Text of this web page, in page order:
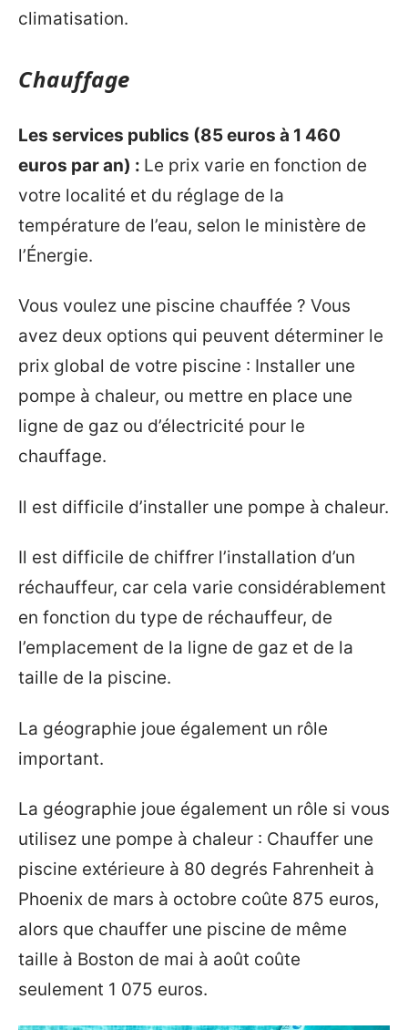
climatisation.
Chauffage
Les services publics (85 euros à 1 460
euros par an) : Le prix varie en fonction de
votre localité et du réglage de la
température de l’eau, selon le ministère de
l’Énergie.
Vous voulez une piscine chauffée ? Vous
avez deux options qui peuvent déterminer le
prix global de votre piscine : Installer une
pompe à chaleur, ou mettre en place une
ligne de gaz ou d’électricité pour le
chauffage.
Il est difficile d’installer une pompe à chaleur.
Il est difficile de chiffrer l’installation d’un
réchauffeur, car cela varie considérablement
en fonction du type de réchauffeur, de
l’emplacement de la ligne de gaz et de la
taille de la piscine.
La géographie joue également un rôle
important.
La géographie joue également un rôle si vous
utilisez une pompe à chaleur : Chauffer une
piscine extérieure à 80 degrés Fahrenheit à
Phoenix de mars à octobre coûte 875 euros,
alors que chauffer une piscine de même
taille à Boston de mai à août coûte
seulement 1 075 euros.